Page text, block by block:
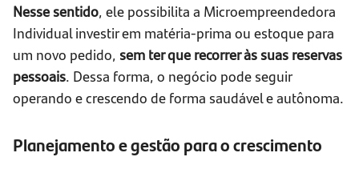
Nesse sentido, ele possibilita a Microempreendedora
Individual investir em matéria-prima ou estoque para
um novo pedido, sem ter que recorrer às suas reservas
pessoais. Dessa forma, o negócio pode seguir
operando e crescendo de forma saudável e autônoma.
Planejamento e gestão para o crescimento